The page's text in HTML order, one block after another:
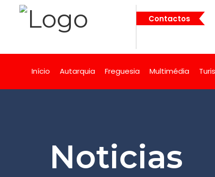
Contactos
Início Autarquia Freguesia Multimédia
Noticias